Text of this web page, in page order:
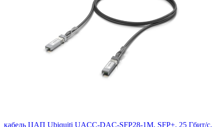
кабель ЦАП Ubiquiti UACC-DAC-SFP28-1M, SFP+, 25 Гбит/с,